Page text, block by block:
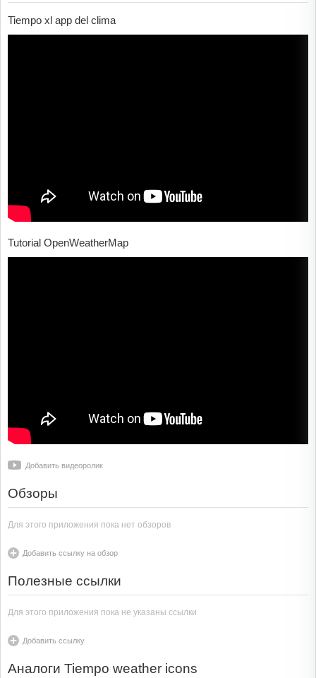
Tiempo xl app del clima
Tutorial OpenWeatherMap
Добавить видеоролик
Обзоры
Для этого приложения пока нет обзоров
Добавить ссылку на обзор
Полезные ссылки
Для этого приложения пока не указаны ссылки
Добавить ссылку
Аналоги Tiempo weather icons